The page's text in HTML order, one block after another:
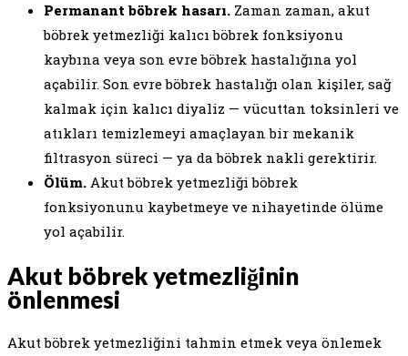
Permanant böbrek hasarı. Zaman zaman, akut
böbrek yetmezliği kalıcı böbrek fonksiyonu
kaybına veya son evre böbrek hastalığına yol
açabilir. Son evre böbrek hastalığı olan kişiler, sağ
kalmak için kalıcı diyaliz — vücuttan toksinleri ve
atıkları temizlemeyi amaçlayan bir mekanik
filtrasyon süreci — ya da böbrek nakli gerektirir.
Ölüm. Akut böbrek yetmezliği böbrek
fonksiyonunu kaybetmeye ve nihayetinde ölüme
yol açabilir.
Akut böbrek yetmezliğinin
önlenmesi
Akut böbrek yetmezliğini tahmin etmek veya önlemek